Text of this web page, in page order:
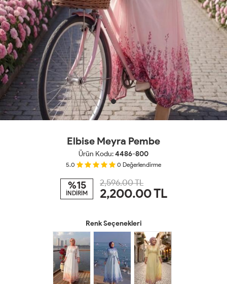
Elbise Meyra Pembe
Ürün Kodu:4486-800
5.0 0 Değerlendirme
%15
İNDİRİM
2,596.00 TL
2,200.00TL
Renk Seçenekleri